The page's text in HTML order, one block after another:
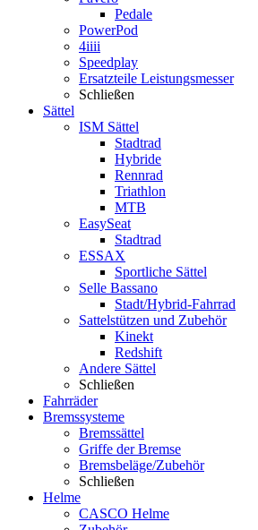
Pedale
PowerPod
4iiii
Speedplay
Ersatzteile Leistungsmesser
Schließen
Sättel
ISM Sättel
Stadtrad
Hybride
Rennrad
Triathlon
MTB
EasySeat
Stadtrad
ESSAX
Sportliche Sättel
Selle Bassano
Stadt/Hybrid-Fahrrad
Sattelstützen und Zubehör
Kinekt
Redshift
Andere Sättel
Schließen
Fahrräder
Bremssysteme
Bremssättel
Griffe der Bremse
Bremsbeläge/Zubehör
Schließen
Helme
CASCO Helme